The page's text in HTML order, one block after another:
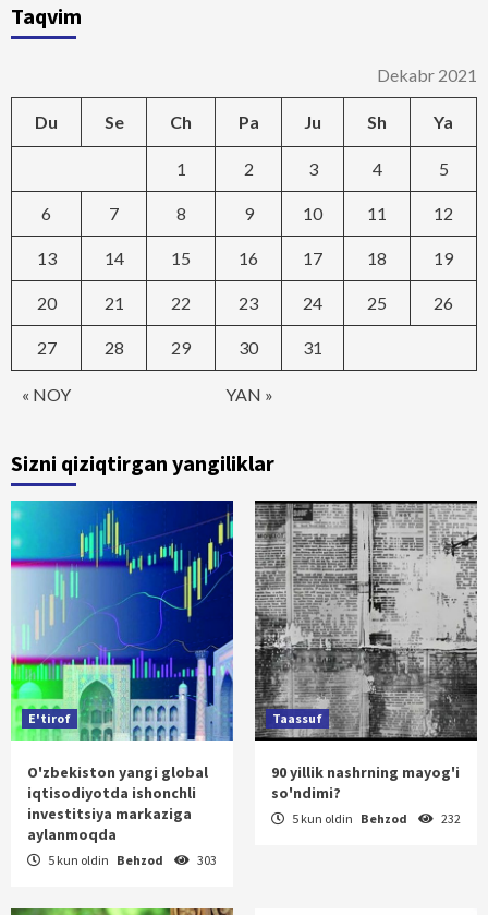
Taqvim
Dekabr 2021
Du Se Ch Pa Ju Sh Ya
« NOY YAN »
1 2 3 4 5
6 7 8 9 10 11 12
13 14 15 16 17 18 19
20 21 22 23 24 25 26
27 28 29 30 31
Sizni qiziqtirgan yangiliklar
E'tirof
O'zbekiston yangi global
iqtisodiyotda ishonchli
investitsiya markaziga
aylanmoqda
5 kun oldin Behzod 303
Taassuf
90 yillik nashrning mayog'i
so'ndimi?
5 kun oldin Behzod 232